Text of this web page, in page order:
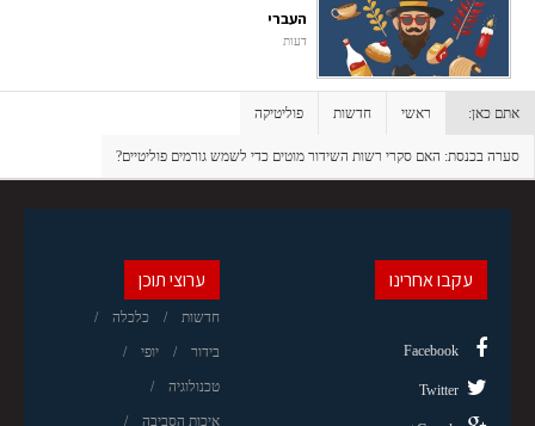
העברי
דעות
אתם כאן: ראשי חדשות פוליטיקה
סערה בכנסת: האם סקרי רשות השידור מוטים כדי לשמש גורמים פוליטיים?
ערוצי תוכן
חדשות כלכלה
בידור יופי
טכנולוגיה
איכות הסביבה
עקבו אחרינו
Facebook
Twitter